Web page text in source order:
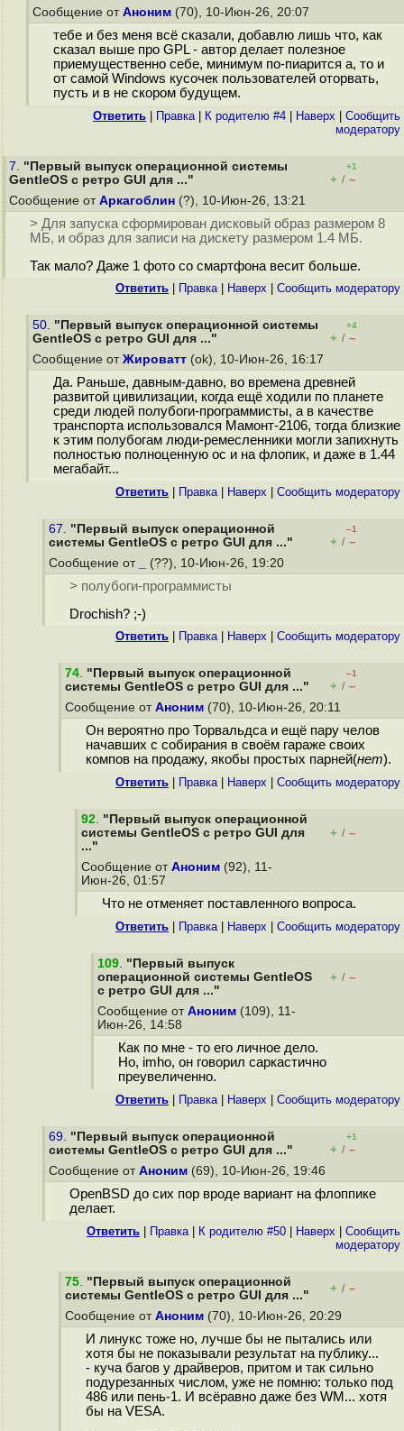
Сообщение от Аноним (70), 10-Июн-26, 20:07
тебе и без меня всё сказали, добавлю лишь что, как
сказал выше про GPL - автор делает полезное
приемущественно себе, минимум по-пиарится а, то и
от самой Windows кусочек пользователей оторвать,
пусть и в не скором будущем.
Ответить Правка| К родителю #4 Наверх
Cообщить
модератору
7. "Первый выпуск операционной системы
GentleOS с ретро GUI для ..."
+1
+ / –
Сообщение от Аркагоблин (?), 10-Июн-26, 13:21
> Для запуска сформирован дисковый образ размером 8
МБ, и образ для записи на дискету размером 1.4 МБ.
Так мало? Даже 1 фото со смартфона весит больше.
Ответить Правка| Наверх Cообщить модератору
50. "Первый выпуск операционной системы
GentleOS с ретро GUI для ..."
+4
+ / –
Сообщение от Жироватт (ok), 10-Июн-26, 16:17
Да. Раньше, давным-давно, во времена древней
развитой цивилизации, когда ещё ходили по планете
среди людей полубоги-программисты, а в качестве
транспорта использовался Мамонт-2106, тогда близкие
к этим полубогам люди-ремесленники могли запихнуть
полностью полноценную ос и на флопик, и даже в 1.44
мегабайт...
Ответить Правка| Наверх Cообщить модератору
67. "Первый выпуск операционной
системы GentleOS с ретро GUI для ..."
–1
+ / –
Сообщение от
(??), 10-Июн-26, 19:20
> полубоги-программисты
Drochish? ;-)
Ответить Правка| Наверх Cообщить модератору
74. "Первый выпуск операционной
системы GentleOS с ретро GUI для ..."
–1
+ / –
Сообщение от Аноним (70), 10-Июн-26, 20:11
Он вероятно про Торвальдса и ещё пару челов
начавших с собирания в своём гараже своих
компов на продажу, якобы простых парней(нет).
Ответить Правка| Наверх Cообщить модератору
92. "Первый выпуск операционной
системы GentleOS с ретро GUI для
..."
+ / –
Сообщение от Аноним (92), 11-
Июн-26, 01:57
Что не отменяет поставленного вопроса.
Ответить Правка| Наверх Cообщить модератору
109. "Первый выпуск
операционной системы GentleOS
с ретро GUI для ..."
+ / –
Сообщение от Аноним (109), 11-
Июн-26, 14:58
Как по мне - то его личное дело.
Но, imho, он говорил саркастично
преувеличенно.
Ответить Правка| Наверх Cообщить модератору
69. "Первый выпуск операционной
системы GentleOS с ретро GUI для ..."
+1
+ / –
Сообщение от Аноним (69), 10-Июн-26, 19:46
OpenBSD до сих пор вроде вариант на флоппике
делает.
Ответить Правка| К родителю #50 Наверх
Cообщить
модератору
75. "Первый выпуск операционной
системы GentleOS с ретро GUI для ..."
+ / –
Сообщение от Аноним (70), 10-Июн-26, 20:29
И линукс тоже но, лучше бы не пытались или
хотя бы не показывали результат на публику...
- куча багов у драйверов, притом и так сильно
подурезанных числом, уже не помню: только под
486 или пень-1. И всёравно даже без WM... хотя
бы на VESA.